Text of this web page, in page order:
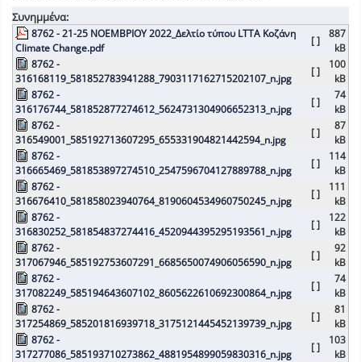
Συνημμένα:
8762 - 21-25 ΝΟΕΜΒΡΙΟΥ 2022_Δελτίο τύπου LTTA Κοζάνη
Climate Change.pdf
[ ]
887
kB
8762 -
316168119_581852783941288_7903117162715202107_n.jpg
[ ]
100
kB
8762 -
316176744_581852877274612_5624731304906652313_n.jpg
[ ]
74
kB
8762 -
316549001_585192713607295_655331904821442594_n.jpg
[ ]
87
kB
8762 -
316665469_581853897274510_2547596704127889788_n.jpg
[ ]
114
kB
8762 -
316676410_581858023940764_8190604534960750245_n.jpg
[ ]
111
kB
8762 -
316830252_581854837274416_4520944395295193561_n.jpg
[ ]
122
kB
8762 -
317067946_585192753607291_6685650074906056590_n.jpg
[ ]
92
kB
8762 -
317082249_585194643607102_8605622610692300864_n.jpg
[ ]
74
kB
8762 -
317254869_585201816939718_3175121445452139739_n.jpg
[ ]
81
kB
8762 -
317277086_585193710273862_4881954899059830316_n.jpg
[ ]
103
kB